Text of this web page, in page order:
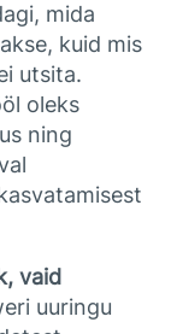
mida
kuid mis
utsita.
oleks
ning
vaid
uuringu